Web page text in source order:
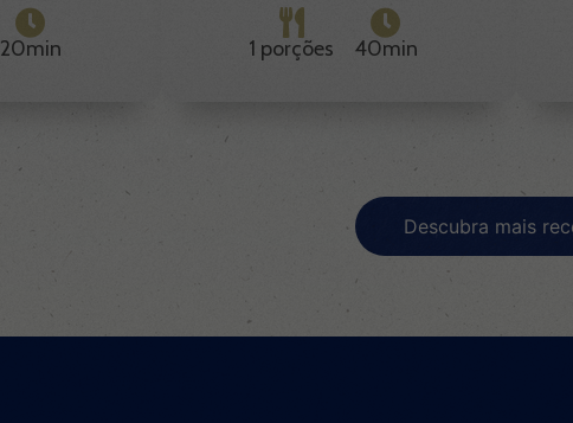
20min 1 porções 40min
Descubra mais